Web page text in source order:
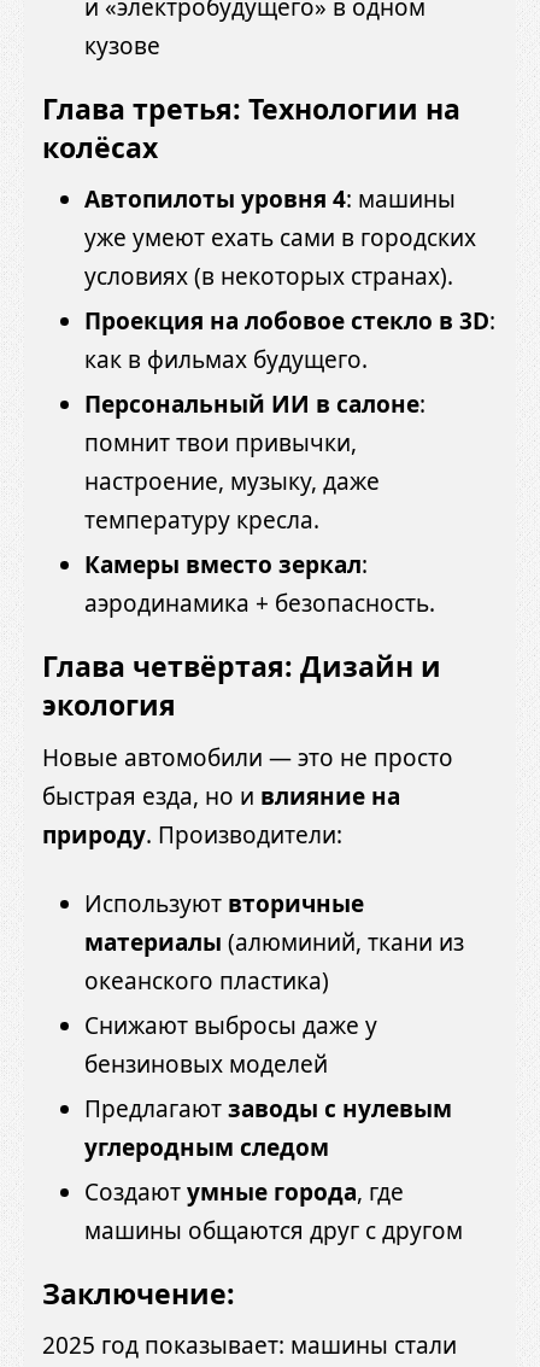
и «электробудущего» в одном
кузове
Глава третья: Технологии на
колёсах
Автопилоты уровня 4: машины
уже умеют ехать сами в городских
условиях (в некоторых странах).
Проекция на лобовое стекло в 3D:
как в фильмах будущего.
Персональный ИИ в салоне:
помнит твои привычки,
настроение, музыку, даже
температуру кресла.
Камеры вместо зеркал:
аэродинамика + безопасность.
Глава четвёртая: Дизайн и
экология
Новые автомобили — это не просто
быстрая езда, но и влияние на
природу. Производители:
Используют вторичные
материалы (алюминий, ткани из
океанского пластика)
Снижают выбросы даже у
бензиновых моделей
Предлагаютзаводы с нулевым
углеродным следом
Создаютумные города, где
машины общаются друг с другом
Заключение:
2025 год показывает: машины стали